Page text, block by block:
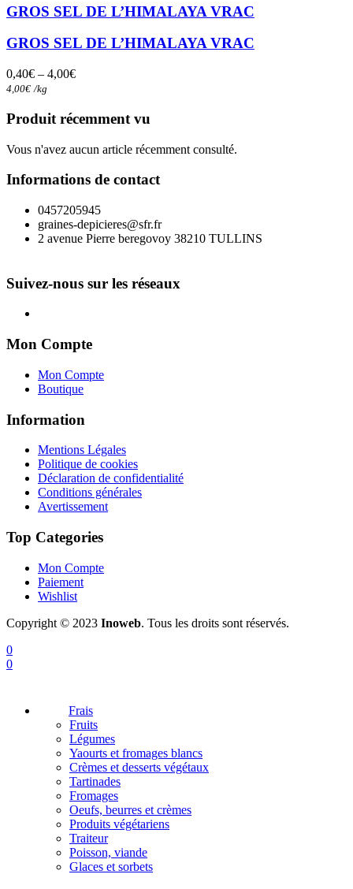
a
plusieurs
variations.
Les
sur
page
produit
GROS SEL DE L’HIMALAYA VRAC
GROS SEL DE L’HIMALAYA VRAC
0,40€ – 4,00€
4,00€ /kg
Produit récemment vu
Vous n'avez aucun article récemment consulté.
Informations de contact
0457205945
graines-depicieres@sfr.fr
2 avenue Pierre beregovoy 38210 TULLINS
Suivez-nous sur les réseaux
Mon Compte
Mon Compte
Boutique
Information
Mentions Légales
Politique de cookies
Déclaration de confidentialité
Conditions générales
Avertissement
Top Categories
Mon Compte
Paiement
Wishlist
Copyright © 2023 Inoweb. Tous les droits sont réservés.
0
0
Frais
Fruits
Légumes
Yaourts et fromages blancs
Crèmes et desserts végétaux
Tartinades
Fromages
Oeufs, beurres et crèmes
Produits végétariens
Traiteur
Poisson, viande
Glaces et sorbets